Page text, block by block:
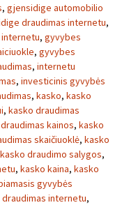
, gjensidige automobilio
draudimas internetu,
, gyvybes
, gyvybes
, internetu
, investicinis gyvybės
, kasko, kasko
, kasko draudimas
kainos, kasko
skaičiuoklė, kasko
kasko draudimo salygos,
, kasko kaina, kasko
gyvybės
internetu,